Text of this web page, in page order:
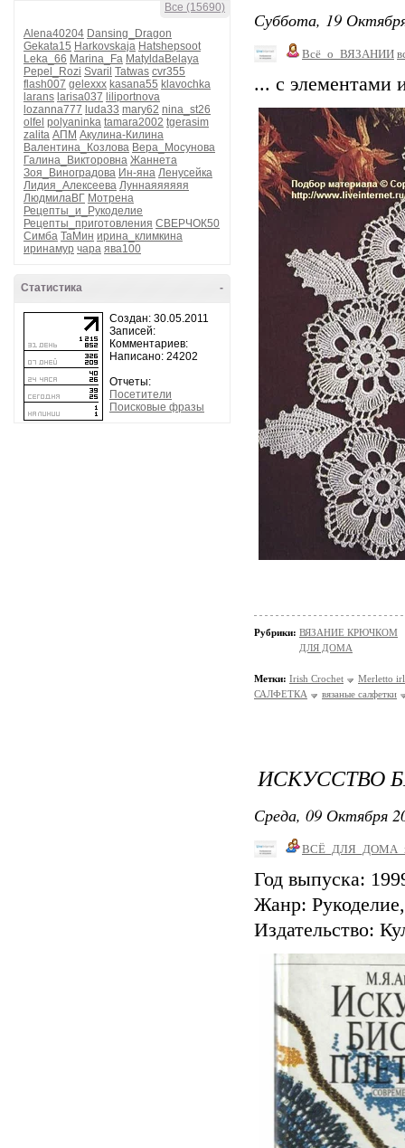
Все (15690)
Alena40204 Dansing_Dragon
Gekata15 Harkovskaja Hatshepsoot
Leka_66 Marina_Fa MatyldaBelaya
Pepel_Rozi Svaril Tatwas cvr355
flash007 gelexxx kasana55 klavochka
larans larisa037 liliportnova
lozanna777 luda33 mary62 nina_st26
olfel polyaninka tamara2002 tgerasim
zalita АПМ Акулина-Килина
Валентина_Козлова Вера_Мосунова
Галина_Викторовна Жаннета
Зоя_Виноградова Ин-яна Ленусейка
Лидия_Алексеева Луннаяяяяяя
ЛюдмилаВГ Мотрена
Рецепты_и_Рукоделие
Рецепты_приготовления СВЕРЧОК50
Симба ТаМин ирина_климкина
иринамур чара ява100
-
Статистика
Создан: 30.05.2011
Записей:
Комментариев:
Написано: 24202
Отчеты:
Посетители
Поисковые фразы
Суббота, 19
Всё_о_ВЯЗАНИИ
... с элементами
Рубрики: ВЯЗАНИЕ КРЮЧКОМ
ДЛЯ ДОМА
Метки: Irish Crochet
Merletto
САЛФЕТКА
вязаные салфетки
ИСКУССТВО
Среда, 09 Октября
Год выпуска:
Жанр:
Издательство: